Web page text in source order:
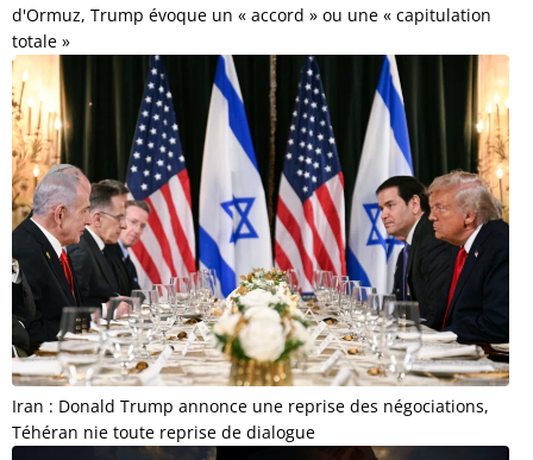
d'Ormuz, Trump évoque un « accord » ou une « capitulation
totale »
Iran : Donald Trump annonce une reprise des négociations,
Téhéran nie toute reprise de dialogue